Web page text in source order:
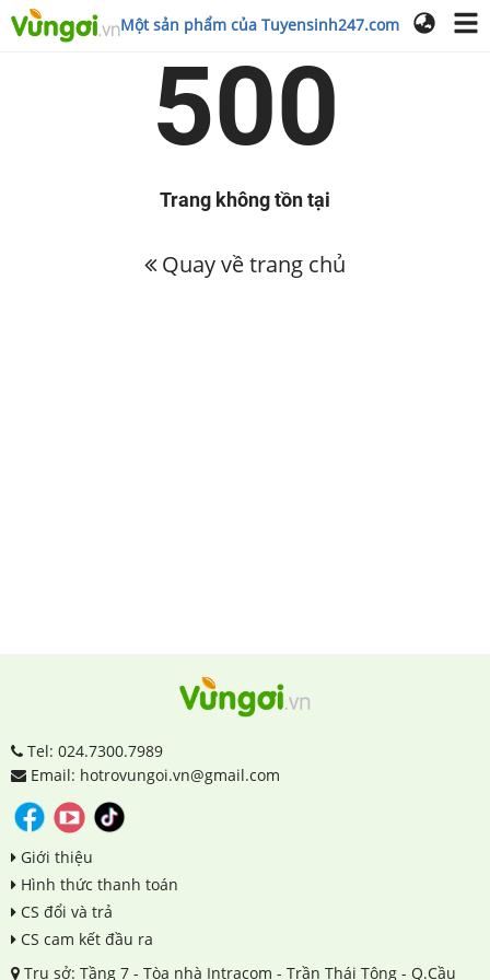
Một sản phẩm của Tuyensinh247.com
500
Trang không tồn tại
Quay về trang chủ
Tel: 024.7300.7989
Email: hotrovungoi.vn@gmail.com
Giới thiệu
Hình thức thanh toán
CS đổi và trả
CS cam kết đầu ra
Trụ sở: Tầng 7 - Tòa nhà Intracom - Trần Thái Tông - Q.Cầu